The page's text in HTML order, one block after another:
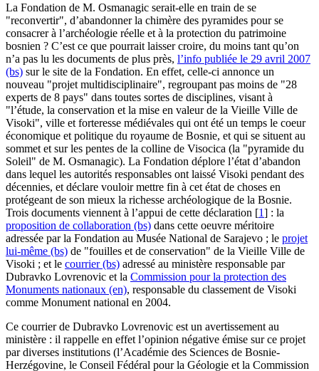
La Fondation de M. Osmanagic serait-elle en train de se
"reconvertir", d’abandonner la chimère des pyramides pour se
consacrer à l’archéologie réelle et à la protection du patrimoine
bosnien ? C’est ce que pourrait laisser croire, du moins tant qu’on
n’a pas lu les documents de plus près, l’info publiée le 29 avril 2007
(bs) sur le site de la Fondation. En effet, celle-ci annonce un
nouveau "projet multidisciplinaire", regroupant pas moins de "28
experts de 8 pays" dans toutes sortes de disciplines, visant à
"l’étude, la conservation et la mise en valeur de la Vieille Ville de
Visoki", ville et forteresse médiévales qui ont été un temps le coeur
économique et politique du royaume de Bosnie, et qui se situent au
sommet et sur les pentes de la colline de Visocica (la "pyramide du
Soleil" de M. Osmanagic). La Fondation déplore l’état d’abandon
dans lequel les autorités responsables ont laissé Visoki pendant des
décennies, et déclare vouloir mettre fin à cet état de choses en
protégeant de son mieux la richesse archéologique de la Bosnie.
Trois documents viennent à l’appui de cette déclaration [1] : la
proposition de collaboration (bs) dans cette oeuvre méritoire
adressée par la Fondation au Musée National de Sarajevo ; le projet
lui-même (bs) de "fouilles et de conservation" de la Vieille Ville de
Visoki ; et le courrier (bs) adressé au ministère responsable par
Dubravko Lovrenovic et la Commission pour la protection des
Monuments nationaux (en), responsable du classement de Visoki
comme Monument national en 2004.
Ce courrier de Dubravko Lovrenovic est un avertissement au
ministère : il rappelle en effet l’opinion négative émise sur ce projet
par diverses institutions (l’Académie des Sciences de Bosnie-
Herzégovine, le Conseil Fédéral pour la Géologie et la Commission